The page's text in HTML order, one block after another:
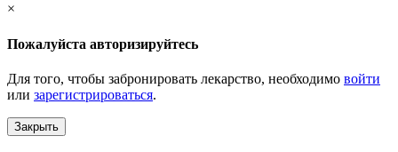
×
Пожалуйста авторизируйтесь
Для того, чтобы забронировать лекарство, необходимо войти
или зарегистрироваться.
Закрыть